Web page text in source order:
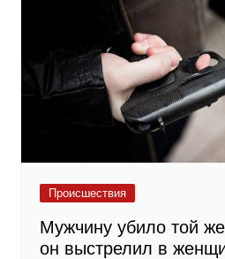
Происшествия
Мужчину убило той
он выстрелил в